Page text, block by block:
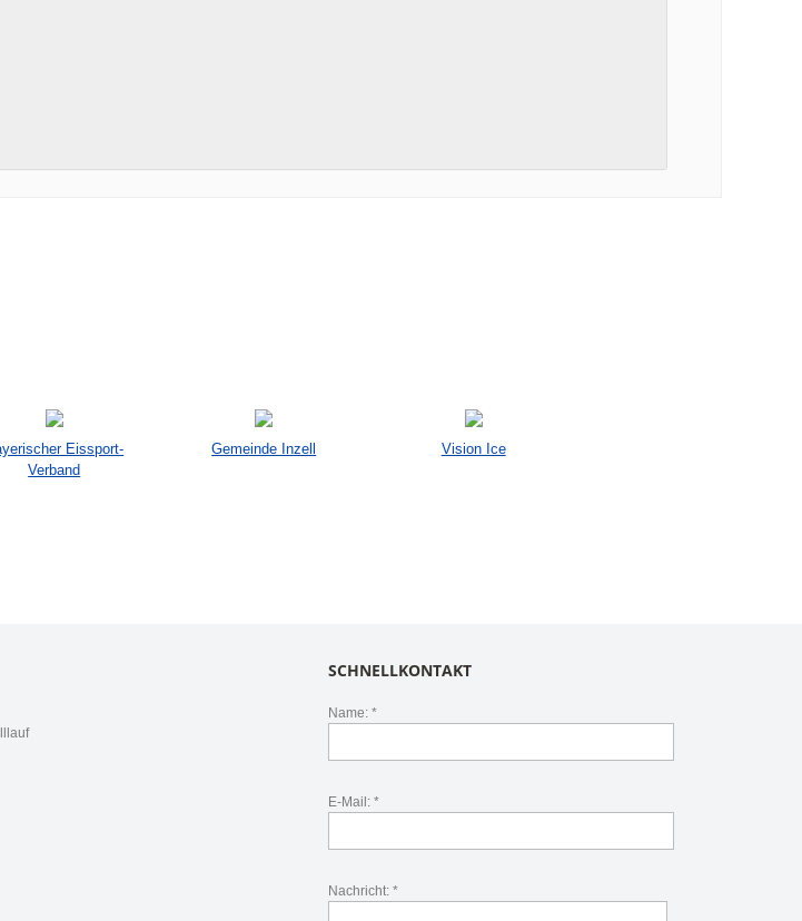
Eissport-
Verband
Gemeinde Inzell Vision Ice
SCHNELLKONTAKT
Name: *
E-Mail: *
Nachricht: *